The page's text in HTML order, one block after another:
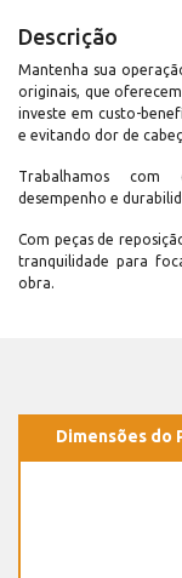
Descrição
Mantenha sua
originais, que
investe em custo-
e evitando dor de
Trabalhamos com
desempenho e
Com peças de
tranquilidade para
obra.
Dimensões do